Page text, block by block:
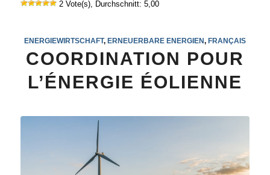
2 Vote(s), Durchschnitt: 5,00
ENERGIEWIRTSCHAFT, ERNEUERBARE ENERGIEN, FRANÇAIS
COORDINATION POUR
L’ÉNERGIE ÉOLIENNE